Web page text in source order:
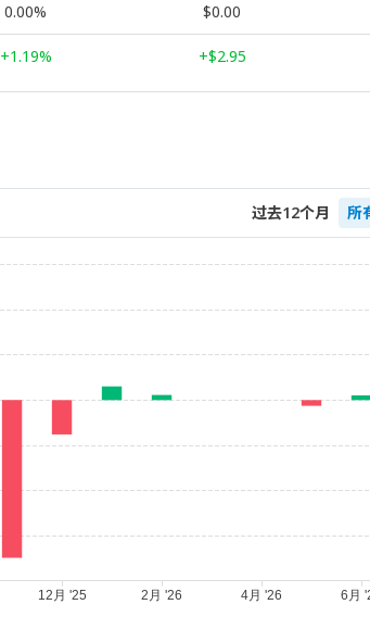
0.00% $0.00
+1.19% +$2.95
过去12个月 所